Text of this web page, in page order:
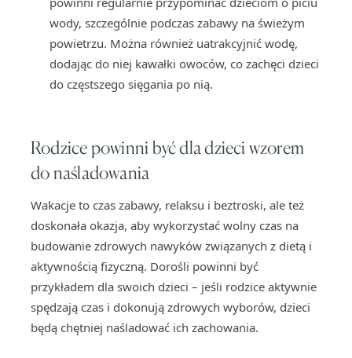
wody, szczególnie podczas zabawy na świeżym
powietrzu. Można również uatrakcyjnić wodę,
dodając do niej kawałki owoców, co zachęci dzieci
do częstszego sięgania po nią.
Rodzice powinni być dla dzieci wzorem
do naśladowania
Wakacje to czas zabawy, relaksu i beztroski, ale też
doskonała okazja, aby wykorzystać wolny czas na
budowanie zdrowych nawyków związanych z dietą i
aktywnością fizyczną. Dorośli powinni być
przykładem dla swoich dzieci – jeśli rodzice aktywnie
spędzają czas i dokonują zdrowych wyborów, dzieci
będą chętniej naśladować ich zachowania.